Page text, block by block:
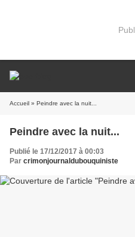
Accueil » Peindre avec la nuit...
Peindre avec la nuit...
Publié le 17/12/2017 à 00:03
Par crimonjournaldubouquiniste